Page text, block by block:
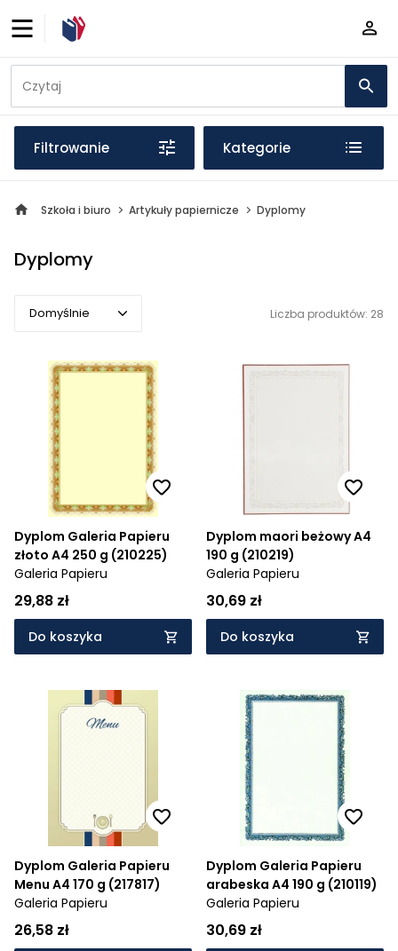
Filtrowanie Kategorie
Szkoła i biuro Artykuły papiernicze Dyplomy
Dyplomy
Domyślnie
Domyślnie
Popularne
Cena rosnąco
Cena malejąco
Od najnowszych
Od najstarszych
Liczba produktów: 28
Dyplom Galeria Papieru
złoto A4 250 g (210225)
Galeria Papieru
29,88 zł
Do koszyka
Dyplom maori beżowy A4
190 g (210219)
Galeria Papieru
30,69 zł
Do koszyka
Dyplom Galeria Papieru
Menu A4 170 g (217817)
Galeria Papieru
26,58 zł
Dyplom Galeria Papieru
arabeska A4 190 g (210119)
Galeria Papieru
30,69 zł